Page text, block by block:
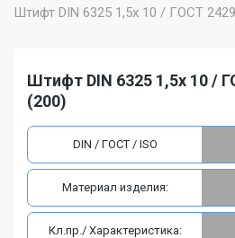
Штифт DIN 6325 1,5x 10 / ГОСТ
Штифт DIN 6325 1,5x 10 /
(200)
DIN / ГОСТ / ISO
Материал изделия:
Кл.пр./ Характеристика: